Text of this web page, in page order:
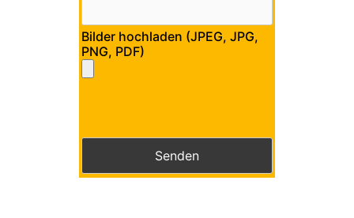
Bilder hochladen (JPEG, JPG,
PNG, PDF)
Bitte lasse dieses Feld leer.